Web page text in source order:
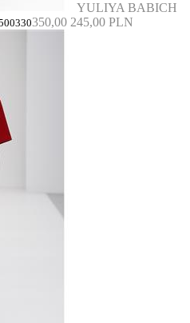
YULIYA BABICH
350,00 245,00 PLN